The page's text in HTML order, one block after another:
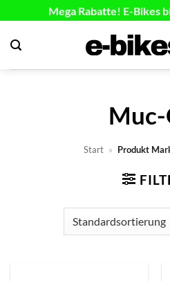
springen
Mega Rabatte! E-Bikes
Start » Produkt